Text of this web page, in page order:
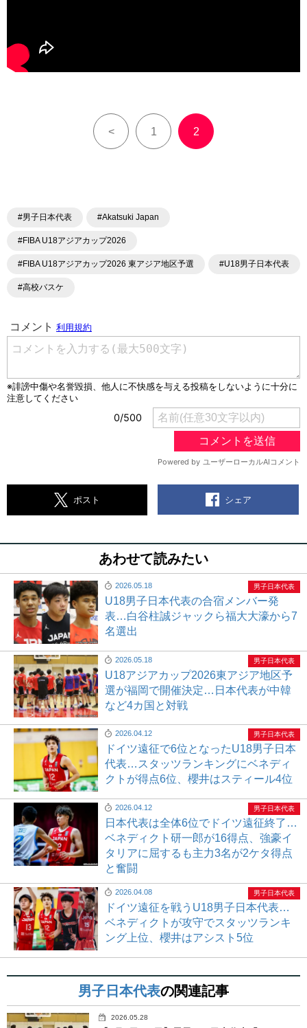
< 1 2
#男子日本代表 #Akatsuki Japan
#FIBA U18アジアカップ2026
#FIBA U18アジアカップ2026 東アジア地区予選 #U18男子日本代表
#高校バスケ
ポスト シェア
あわせて読みたい
2026.05.18
U18男子日本代表の合宿メンバー発
表…白谷柱誠ジャックら福大大濠から7
名選出
男子日本代表
2026.05.18
U18アジアカップ2026東アジア地区予
選が福岡で開催決定…日本代表が中韓
など4カ国と対戦
男子日本代表
2026.04.12
ドイツ遠征で6位となったU18男子日本
代表…スタッツランキングにベネディ
クトが得点6位、櫻井はスティール4位
男子日本代表
2026.04.12
日本代表は全体6位でドイツ遠征終了…
ベネディクト研一郎が16得点、強豪イ
タリアに屈するも主力3名が2ケタ得点
と奮闘
男子日本代表
2026.04.08
ドイツ遠征を戦うU18男子日本代表…
ベネディクトが攻守でスタッツランキ
ング上位、櫻井はアシスト5位
男子日本代表
男子日本代表の関連記事
2026.05.28